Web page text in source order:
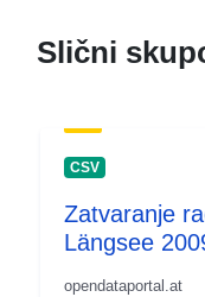
Slični
CSV
Zatvaranje
Längsee
opendataportal.at